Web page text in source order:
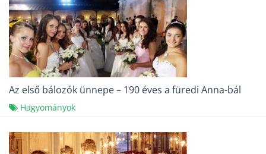
Az első bálozók ünnepe – 190 éves a füredi Anna-bál
Hagyományok